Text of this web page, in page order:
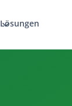
Lösungen